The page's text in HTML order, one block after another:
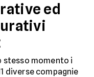
ed
stesso momento i
diverse compagnie